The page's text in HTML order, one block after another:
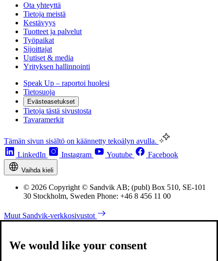
Ota yhteyttä
Tietoja meistä
Kestävyys
Tuotteet ja palvelut
Työpaikat
Sijoittajat
Uutiset & media
Yrityksen hallinnointi
Speak Up – raportoi huolesi
Tietosuoja
Evästeasetukset
Tietoja tästä sivustosta
Tavaramerkit
Tämän sivun sisältö on käännetty tekoälyn avulla.
LinkedIn
Instagram Youtube Facebook
Vaihda kieli
© 2026 Copyright © Sandvik AB; (publ) Box 510, SE-101
30 Stockholm, Sweden Phone: +46 8 456 11 00
Muut Sandvik-verkkosivustot
We would like your consent